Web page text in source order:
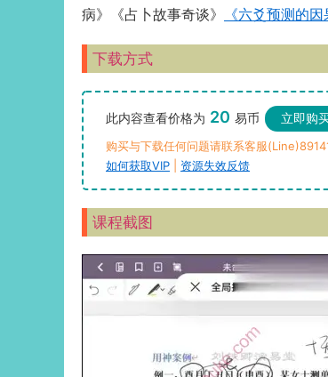
病》《占卜故事奇谈》
《六爻预测的因
下载方式
此内容查看价格为 20 易币 立即购
购买与下载任何问题请联系客服
如何获取VIP
资源失效反馈
课程截图